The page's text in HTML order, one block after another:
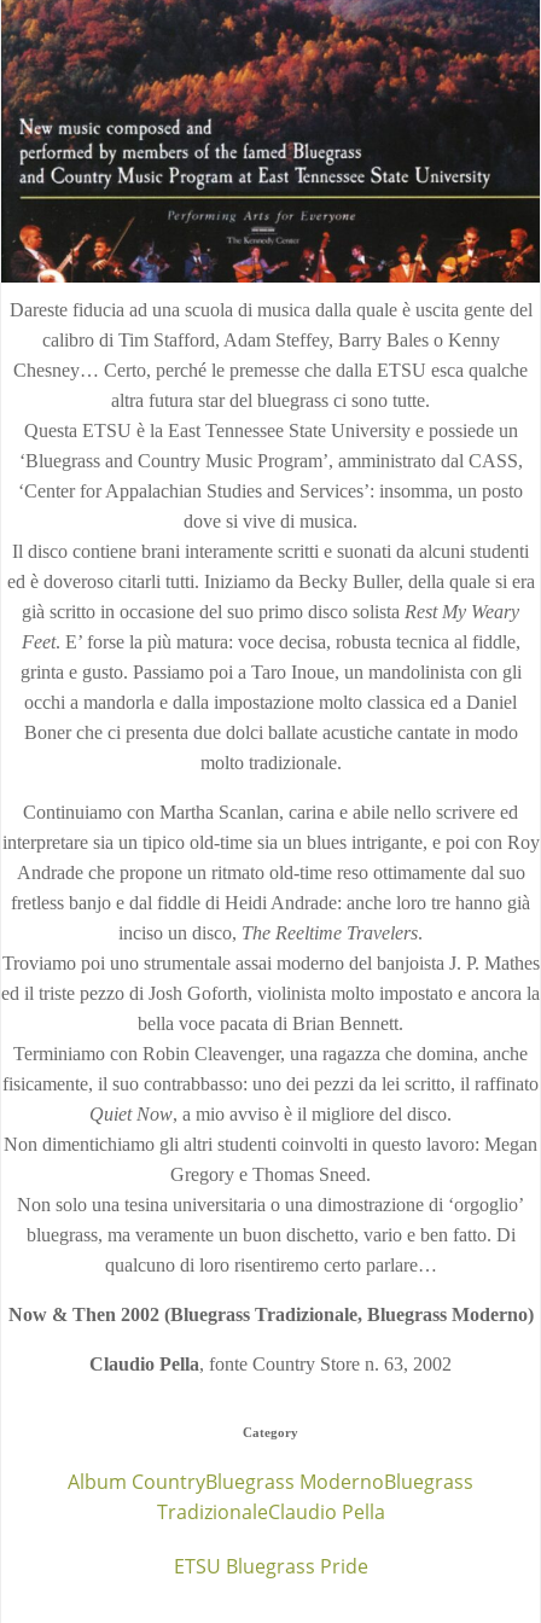
Dareste fiducia ad una scuola di musica dalla quale è uscita gente del
calibro di Tim Stafford, Adam Steffey, Barry Bales o Kenny
Chesney… Certo, perché le premesse che dalla ETSU esca qualche
altra futura star del bluegrass ci sono tutte.
Questa ETSU è la East Tennessee State University e possiede un
‘Bluegrass and Country Music Program’, amministrato dal CASS,
‘Center for Appalachian Studies and Services’: insomma, un posto
dove si vive di musica.
Il disco contiene brani interamente scritti e suonati da alcuni studenti
ed è doveroso citarli tutti. Iniziamo da Becky Buller, della quale si era
già scritto in occasione del suo primo disco solista Rest My Weary
Feet. E’ forse la più matura: voce decisa, robusta tecnica al fiddle,
grinta e gusto. Passiamo poi a Taro Inoue, un mandolinista con gli
occhi a mandorla e dalla impostazione molto classica ed a Daniel
Boner che ci presenta due dolci ballate acustiche cantate in modo
molto tradizionale.
Continuiamo con Martha Scanlan, carina e abile nello scrivere ed
interpretare sia un tipico old-time sia un blues intrigante, e poi con Roy
Andrade che propone un ritmato old-time reso ottimamente dal suo
fretless banjo e dal fiddle di Heidi Andrade: anche loro tre hanno già
inciso un disco, The Reeltime Travelers.
Troviamo poi uno strumentale assai moderno del banjoista J. P. Mathes
ed il triste pezzo di Josh Goforth, violinista molto impostato e ancora la
bella voce pacata di Brian Bennett.
Terminiamo con Robin Cleavenger, una ragazza che domina, anche
fisicamente, il suo contrabbasso: uno dei pezzi da lei scritto, il raffinato
Quiet Now, a mio avviso è il migliore del disco.
Non dimentichiamo gli altri studenti coinvolti in questo lavoro: Megan
Gregory e Thomas Sneed.
Non solo una tesina universitaria o una dimostrazione di ‘orgoglio’
bluegrass, ma veramente un buon dischetto, vario e ben fatto. Di
qualcuno di loro risentiremo certo parlare…
Now & Then 2002 (Bluegrass Tradizionale, Bluegrass Moderno)
Claudio Pella, fonte Country Store n. 63, 2002
Category
Album CountryBluegrass ModernoBluegrass
TradizionaleClaudio Pella
ETSU Bluegrass Pride